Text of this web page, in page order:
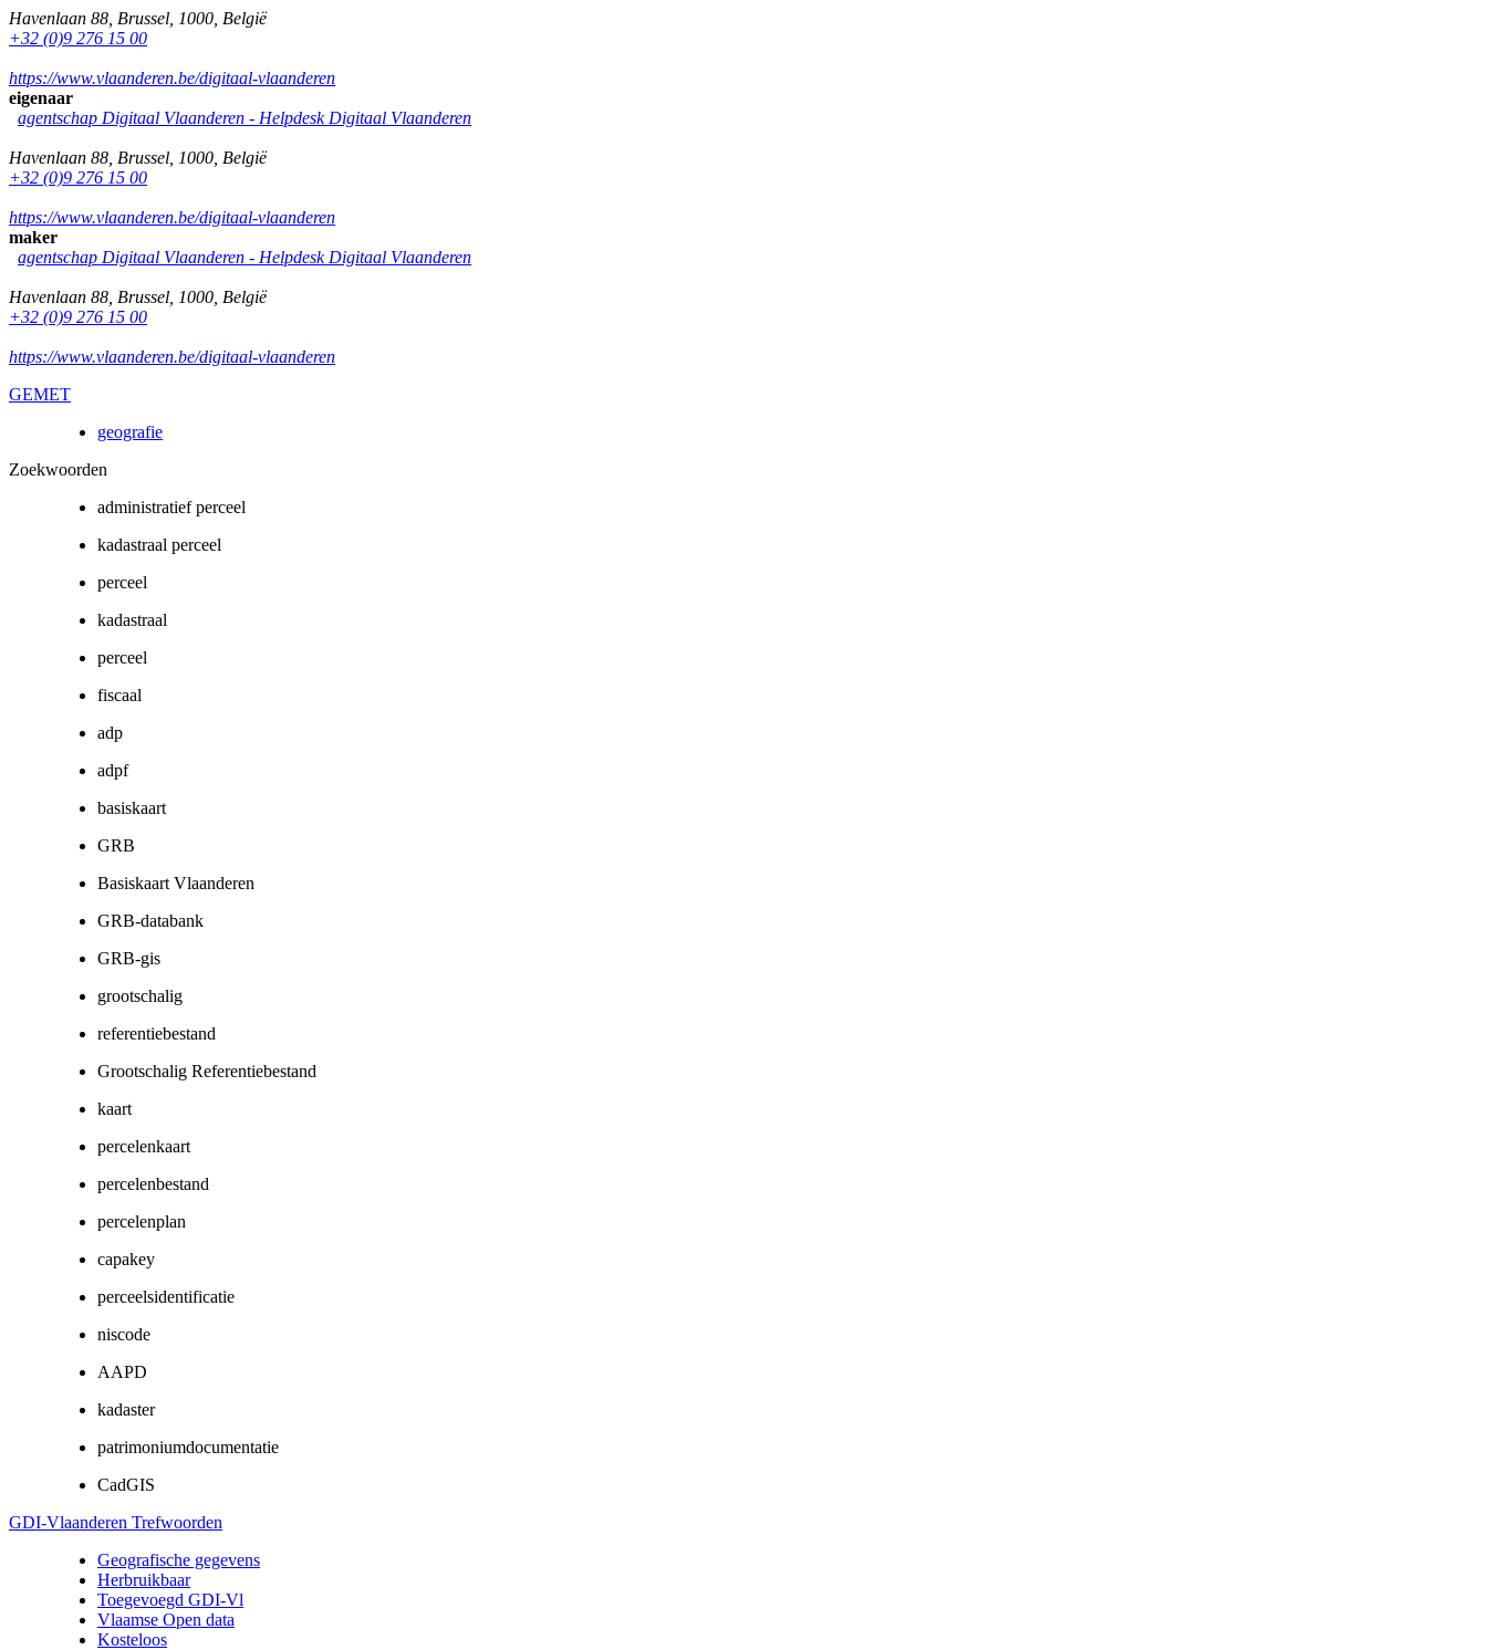
Havenlaan 88 Brussel 1000 België
+32 (0)9 276 15 00
https://www.vlaanderen.be/digitaal-vlaanderen
eigenaar
agentschap Digitaal Vlaanderen - Helpdesk Digitaal Vlaanderen
Havenlaan 88 Brussel 1000 België
+32 (0)9 276 15 00
https://www.vlaanderen.be/digitaal-vlaanderen
maker
agentschap Digitaal Vlaanderen - Helpdesk Digitaal Vlaanderen
Havenlaan 88 Brussel 1000 België
+32 (0)9 276 15 00
https://www.vlaanderen.be/digitaal-vlaanderen
GEMET
geografie
Zoekwoorden
administratief perceel
kadastraal perceel
perceel
kadastraal
perceel
fiscaal
adp
adpf
basiskaart
GRB
Basiskaart Vlaanderen
GRB-databank
GRB-gis
grootschalig
referentiebestand
Grootschalig Referentiebestand
kaart
percelenkaart
percelenbestand
percelenplan
capakey
perceelsidentificatie
niscode
AAPD
kadaster
patrimoniumdocumentatie
CadGIS
GDI-Vlaanderen Trefwoorden
Geografische gegevens
Herbruikbaar
Toegevoegd GDI-Vl
Vlaamse Open data
Kosteloos